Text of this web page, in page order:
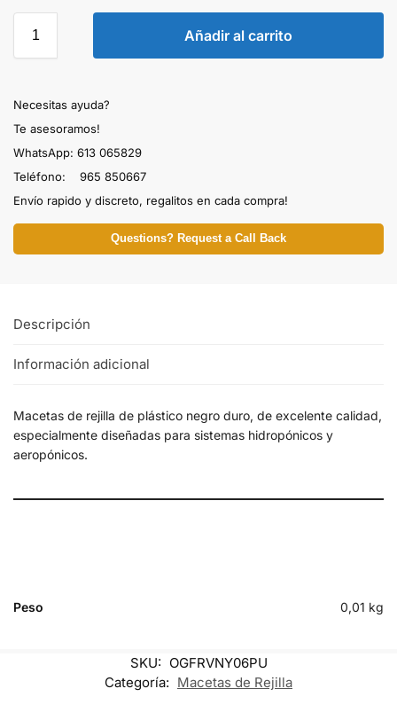
Añadir al carrito
Necesitas ayuda?
Te asesoramos!
WhatsApp: 613 065829
Teléfono: 965 850667
Envío rapido y discreto, regalitos en cada compra!
Questions? Request a Call Back
Descripción
Información adicional
Macetas de rejilla de plástico negro duro, de excelente calidad,
especialmente diseñadas para sistemas hidropónicos y
aeropónicos.
Peso 0,01 kg
SKU: OGFRVNY06PU
Categoría: Macetas de Rejilla